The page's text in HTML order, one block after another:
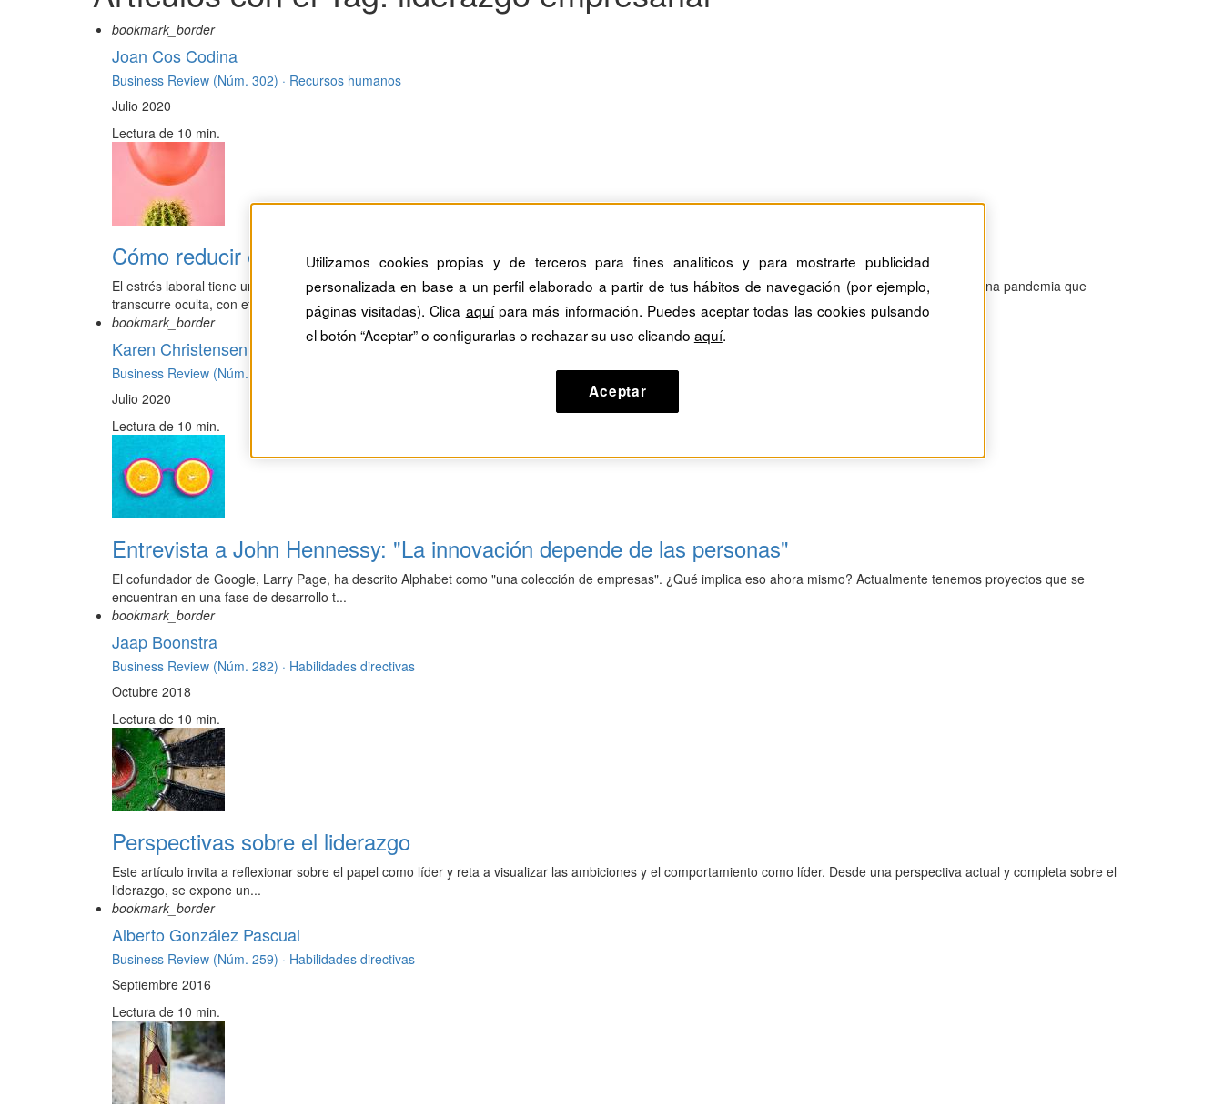
bookmark_border
Joan Cos Codina
Business Review (Núm. 302) · Recursos humanos
Julio 2020
Lectura de 10 min.
Cómo reducir el estrés laboral y dar respuesta al riesgo de la COVID-19
El estrés laboral tiene un efecto devastador en la salud de las personas y es muy costoso para las organizaciones. De alguna forma, es equivalente a una pandemia que
transcurre oculta, con efectos des...
bookmark_border
Karen Christensen
Business Review (Núm. 302) ·
Julio 2020
Lectura de 10 min.
Entrevista a John Hennessy: "La innovación depende de las personas"
El cofundador de Google, Larry Page, ha descrito Alphabet como "una colección de empresas". ¿Qué implica eso ahora mismo? Actualmente tenemos proyectos que se
encuentran en una fase de desarrollo t...
bookmark_border
Jaap Boonstra
Business Review (Núm. 282) · Habilidades directivas
Octubre 2018
Lectura de 10 min.
Perspectivas sobre el liderazgo
Este artículo invita a reflexionar sobre el papel como líder y reta a visualizar las ambiciones y el comportamiento como líder. Desde una perspectiva actual y completa sobre el
liderazgo, se expone un...
bookmark_border
Alberto González Pascual
Business Review (Núm. 259) · Habilidades directivas
Septiembre 2016
Lectura de 10 min.
Utilizamos cookies propias y de terceros para fines analíticos y para mostrarte publicidad
personalizada en base a un perfil elaborado a partir de tus hábitos de navegación (por ejemplo,
páginas visitadas). Clica aquípara más información. Puedes aceptar todas las cookies pulsando
el botón “Aceptar” o configurarlas o rechazar su uso clicando aquí.
Aceptar